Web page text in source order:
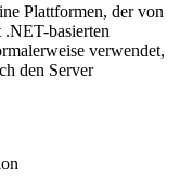
Plattformen, der von
basierten
verwendet,
den Server